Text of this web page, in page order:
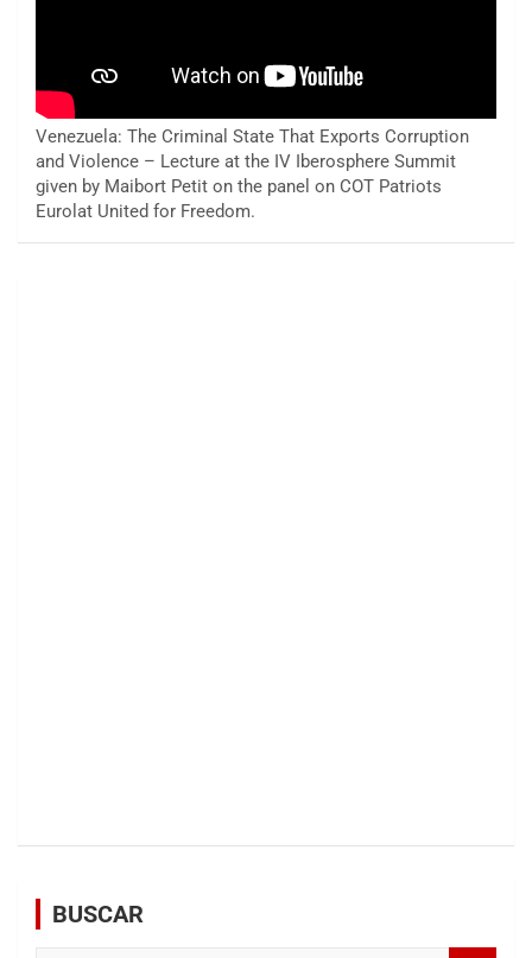
Venezuela: The Criminal State That Exports Corruption
and Violence – Lecture at the IV Iberosphere Summit
given by Maibort Petit on the panel on COT Patriots
Eurolat United for Freedom.
BUSCAR